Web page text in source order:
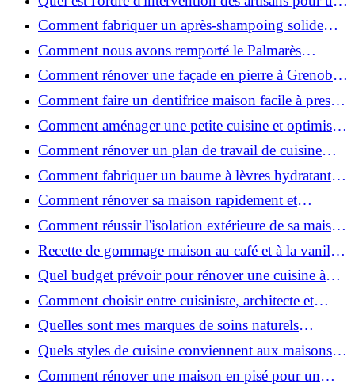
rénovation ?
Comment fabriquer un après-shampoing solide
naturel pour cheveux ?
Comment nous avons remporté le Palmarès
(Ré)HABITER 2025 : les coulisses du projet primé
?
Comment rénover une façade en pierre à Grenoble
: techniques, coûts et conseils
Comment faire un dentifrice maison facile à presser
?
Comment aménager une petite cuisine et optimiser
chaque centimètre carré ?
Comment rénover un plan de travail de cuisine
facilement : guide étape par étape
Comment fabriquer un baume à lèvres hydratant et
naturel au suif ?
Comment rénover sa maison rapidement et
efficacement ?
Comment réussir l'isolation extérieure de sa maison
pour une rénovation performante et durable ?
Recette de gommage maison au café et à la vanille
pour une peau douce
Quel budget prévoir pour rénover une cuisine à
Voiron en 2026 : coûts et aides locales ?
Comment choisir entre cuisiniste, architecte et
contractant général à Voiron ?
Quelles sont mes marques de soins naturels
préférées ?
Quels styles de cuisine conviennent aux maisons et
appartements du Voironnais ?
Comment rénover une maison en pisé pour un